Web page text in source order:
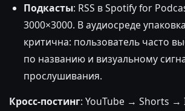
Подкасты: RSS в Spotify for
3000×3000. В аудиосреде
критична: пользователь часто
по названию и визуальному
прослушивания.
Кросс-постинг: YouTube → Shorts →